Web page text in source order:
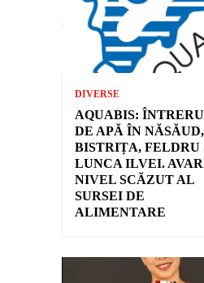
DIVERSE
AQUABIS:
DE APĂ ÎN NĂSĂUD,
BISTRIȚA, FELDRU
LUNCA ILVEI.
NIVEL SCĂZUT AL
SURSEI DE
ALIMENTARE